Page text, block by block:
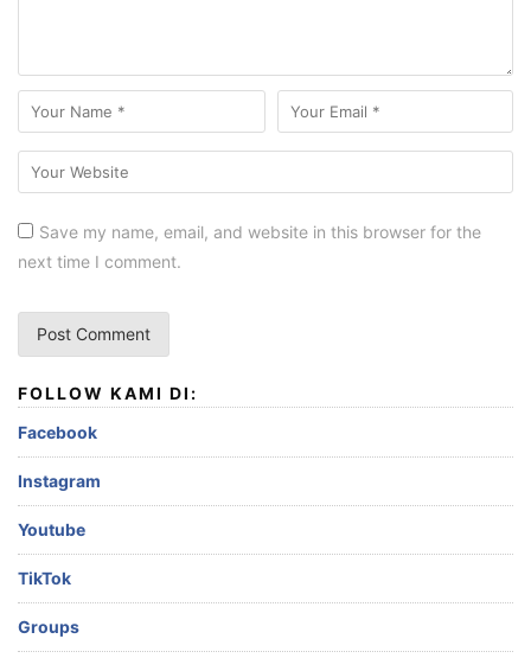
Save my name, email, and website in this browser for the
next time I comment.
FOLLOW KAMI DI:
Facebook
Instagram
Youtube
TikTok
Groups